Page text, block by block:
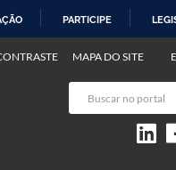
PARTICIPE
MAPA DO SITE